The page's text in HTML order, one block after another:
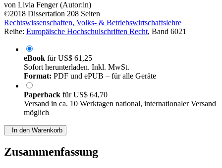
von Livia Fenger (Autor:in)
©2018 Dissertation 208 Seiten
Rechtswissenschaften, Volks- & Betriebswirtschaftslehre
Reihe: Europäische Hochschulschriften Recht, Band 6021
eBook fürUS$ 61,25
Sofort herunterladen. Inkl. MwSt.
Format: PDF und ePUB – für alle Geräte
Paperback fürUS$ 64,70
Versand in ca. 10 Werktagen national, internationaler Versand
möglich
In den Warenkorb
Zusammenfassung